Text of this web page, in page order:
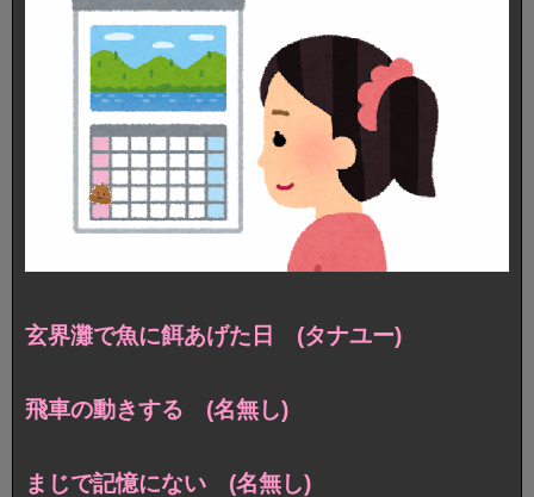
玄界灘で魚に餌あげた日 (タナユー)
飛車の動きする (名無し)
まじで記憶にない (名無し)